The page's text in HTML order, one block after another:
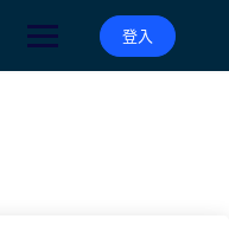
登入